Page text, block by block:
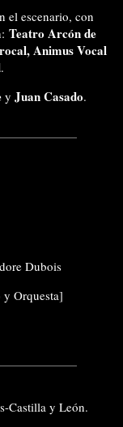
el escenario, con
Teatro Arcón de
Animus Vocal
.
y Juan Casado.
Dubois
y Orquesta]
Castilla y León.